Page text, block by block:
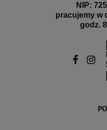
NIP:
pracujemy w
godz.